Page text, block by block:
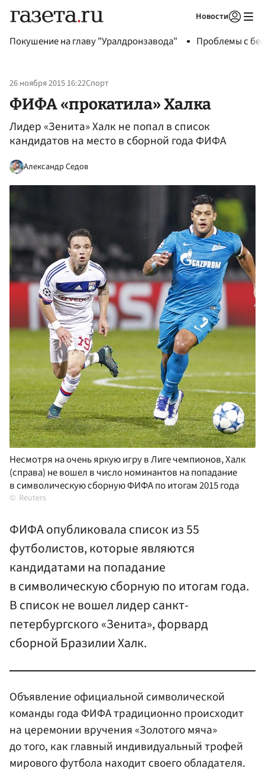
Новости
Покушение на главу "Уралдронзавода" Проблемы с
26 ноября 2015 16:22Спорт
ФИФА «прокатила» Халка
Лидер «Зенита» Халк не попал в список
кандидатов на место в сборной года ФИФА
Александр Седов
Несмотря на очень яркую игру в Лиге чемпионов, Халк
(справа) не вошел в число номинантов на попадание
в символическую сборную ФИФА по итогам 2015 года
Reuters
ФИФА опубликовала список из 55
футболистов, которые являются
кандидатами на попадание
в символическую сборную по итогам года.
В список не вошел лидер санкт-
петербургского «Зенита», форвард
сборной Бразилии Халк.
Объявление официальной символической
команды года ФИФА традиционно происходит
на церемонии вручения «Золотого мяча»
до того, как главный индивидуальный трофей
мирового футбола находит своего обладателя.